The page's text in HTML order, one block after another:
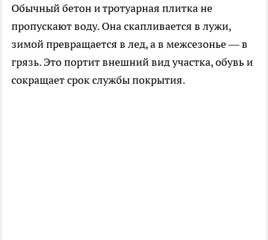
Обычный бетон и тротуарная плитка не
пропускают воду. Она скапливается в лужи,
зимой превращается в лед, а в межсезонье — в
грязь. Это портит внешний вид участка, обувь и
сокращает срок службы покрытия.